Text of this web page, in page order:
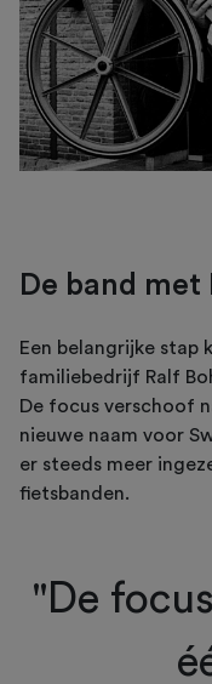
De band met
Een belangrijke stap
familiebedrijf Ralf
De focus verschoof
nieuwe naam voor
er steeds meer
fietsbanden.
"De